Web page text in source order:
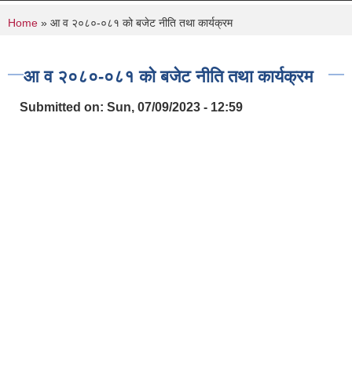
You are here
Home » आ व २०८०-०८१ को बजेट नीति तथा कार्यक्रम
आ व २०८०-०८१ को बजेट नीति तथा कार्यक्रम
Submitted on: Sun, 07/09/2023 - 12:59